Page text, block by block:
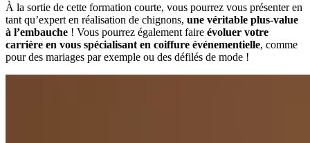
À la sortie de cette formation courte, vous pourrez vous présenter en
tant qu’expert en réalisation de chignons, une véritable plus-value
à l’embauche ! Vous pourrez également faire évoluer votre
carrière en vous spécialisant en coiffure événementielle, comme
pour des mariages par exemple ou des défilés de mode !